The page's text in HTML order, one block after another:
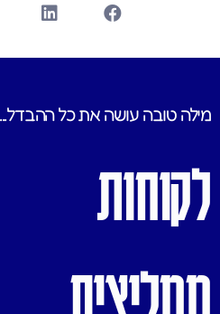
מילה טובה עושה את כל ההבדל...
לקוחות
ממליצים